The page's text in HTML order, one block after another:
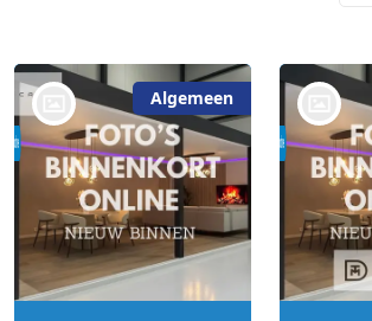
Algemeen
bij @R&S Automotive
bij @R&S Automotive